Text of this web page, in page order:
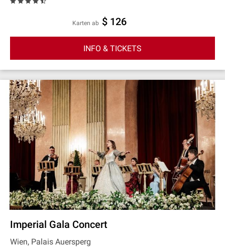
Karten ab $ 126
INFO & TICKETS
Imperial Gala Concert
Wien, Palais Auersperg